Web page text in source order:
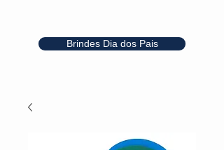
Brindes Dia dos Pais